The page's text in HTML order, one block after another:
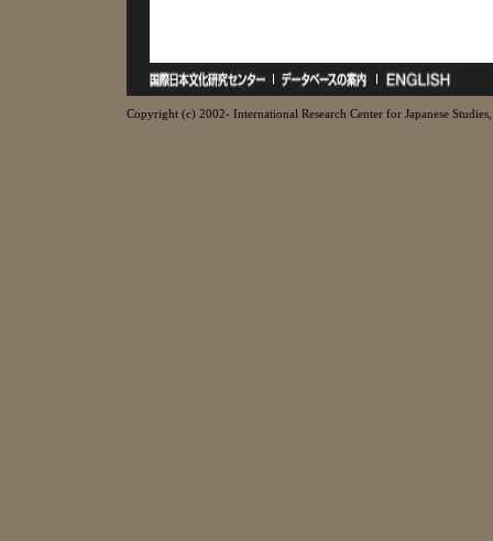
Copyright (c) 2002- International Research Center for Japanese